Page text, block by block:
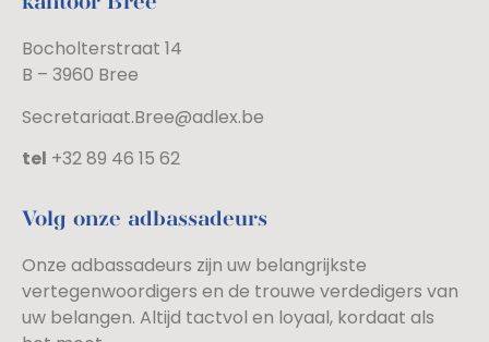
Bocholterstraat 14
B – 3960 Bree
Secretariaat.Bree@adlex.be
tel +32 89 46 15 62
Volg onze adbassadeurs
Onze adbassadeurs zijn uw belangrijkste
vertegenwoordigers en de trouwe verdedigers van
uw belangen. Altijd tactvol en loyaal, kordaat als